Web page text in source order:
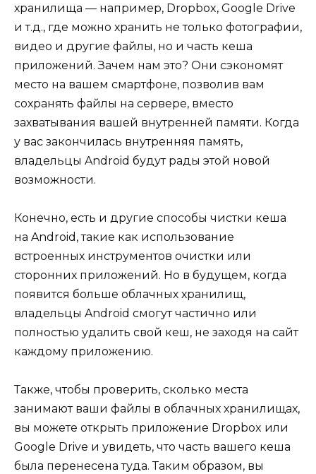
хранилища — например, Dropbox, Google Drive
и т.д., где можно хранить не только фотографии,
видео и другие файлы, но и часть кеша
приложений. Зачем нам это? Они сэкономят
место на вашем смартфоне, позволив вам
сохранять файлы на сервере, вместо
захватывания вашей внутренней памяти. Когда
у вас закончилась внутренняя память,
владельцы Android будут рады этой новой
возможности.
Конечно, есть и другие способы чистки кеша
на Android, такие как использование
встроенных инструментов очистки или
сторонних приложений. Но в будущем, когда
появится больше облачных хранилищ,
владельцы Android смогут частично или
полностью удалить свой кеш, не заходя на сайт
каждому приложению.
Также, чтобы проверить, сколько места
занимают ваши файлы в облачных хранилищах,
вы можете открыть приложение Dropbox или
Google Drive и увидеть, что часть вашего кеша
была перенесена туда. Таким образом, вы